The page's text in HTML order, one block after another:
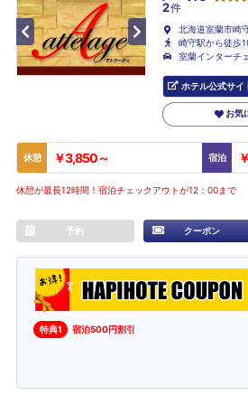
2件
北海道室蘭市崎
崎守駅から徒歩
室蘭インターチ
ホテル公式サイ
お気
休憩 ￥3,850～ 宿泊
休憩が最長12時間！宿泊チェックアウトが12：00まで
予約 クーポン
特典1 宿泊500円割引